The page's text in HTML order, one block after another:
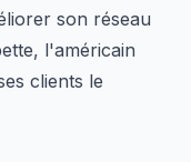
son réseau
l'américain
clients le